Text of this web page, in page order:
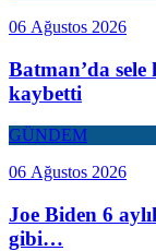
06 Ağustos 2026
Batman’da sele
kaybetti
GÜNDEM
06 Ağustos 2026
Joe Biden 6
gibi…